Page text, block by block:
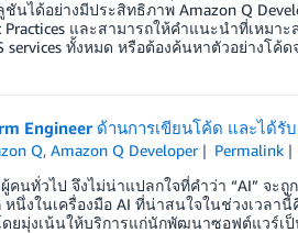
นได้อย่างมีประสิทธิภาพ Amazon Q
และสามารถให้คำแนะนำที่เหมา
ทั้งหมด หรือต้องค้นหาตัวอย่างโค้
Engineer ด้านการเขียนโค้ด และได้รั
Q,Amazon Q Developer Permalink
ทั่วไป จึงไม่น่าแปลกใจที่คำว่า “AI” จะถู
งในเครื่องมือ AI ที่น่าสนใจในช่วงเวลานี้
ดยมุ่งเน้นให้บริการแก่นักพัฒนาซอฟต์แวร์เ